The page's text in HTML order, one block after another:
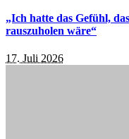
„Ich hatte das Gefühl,
rauszuholen wäre“
17. Juli 2026